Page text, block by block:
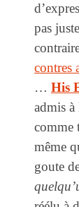
pas
contres
… His
admis à
comme
même
goute